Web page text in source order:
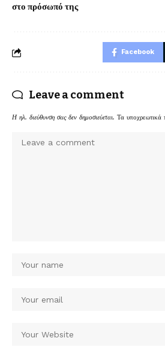
στο πρόσωπό της
Facebook
Leave a comment
Η ηλ. διεύθυνση σας δεν δημοσιεύεται. Τα υποχρεωτικά